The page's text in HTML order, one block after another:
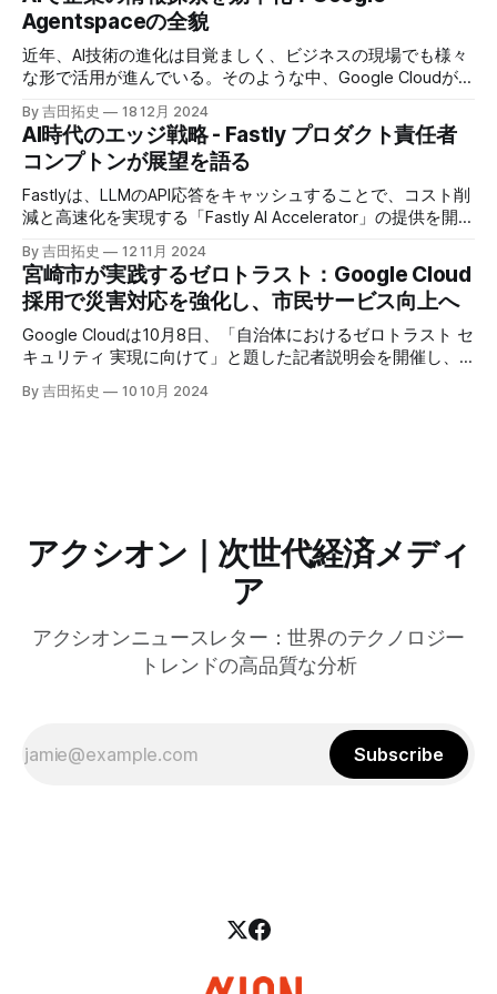
Agentspaceの全貌
近年、AI技術の進化は目覚ましく、ビジネスの現場でも様々
な形で活用が進んでいる。そのような中、Google Cloudが新
たに発表したGoogle Agentspaceは、いま注目を集めるAIエ
ージェントがエンタープライズITを大きく変革する予兆と言
えるだろう。
By 吉田拓史 18 12月 2024
AI時代のエッジ戦略 - Fastly プロダクト責任者
コンプトンが展望を語る
Fastlyは、LLMのAPI応答をキャッシュすることで、コスト削
減と高速化を実現する「Fastly AI Accelerator」の提供を開始
した。キップ・コンプトン最高プロダクト責任者（CPO）
は、類似した質問への応答を再利用し、効率的な処理を可能
にすると説明した。さらに、コンプトンは、エッジコンピュ
ーティングの利点を活かしたパーソナライズや、エッジにお
けるGPUの経済性、セキュリティへの取り組みなど、Fastly
のAI戦略について語った。
By 吉田拓史 12 11月 2024
宮崎市が実践するゼロトラスト：Google Cloud
採用で災害対応を強化し、市民サービス向上へ
Google Cloudは10月8日、「自治体におけるゼロトラスト セ
キュリティ 実現に向けて」と題した記者説明会を開催し、
自治体向けにゼロトラストセキュリティ導入を支援するプロ
グラムを発表した。宮崎市の事例では、Google Workspace
By 吉田拓史 10 10月 2024
アクシオン｜次世代経済メディ
ア
アクシオンニュースレター：世界のテクノロジー
トレンドの高品質な分析
Subscribe